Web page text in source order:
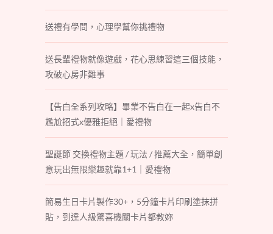
送禮有學問，心理學幫你挑禮物
送長輩禮物就像遊戲，花心思練習這三個技能，
攻破心房非難事
【告白全系列攻略】畢業不告白在一起x告白不
尷尬招式x優雅拒絕｜愛禮物
聖誕節 交換禮物主題 / 玩法 / 推薦大全，簡單創
意玩出無限樂趣就靠1+1｜愛禮物
簡易生日卡片製作30+，5分鐘卡片印刷塗抹拼
貼，到達人級驚喜機關卡片都教妳